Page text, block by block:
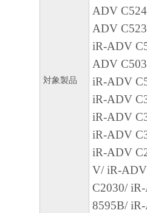
一切の責任を負
キヤノンのライ
関連会社、それ
の可能性について
(3) キヤノン、キ
社、キヤノンの
店のいずれも、
ェア」の使用に
に生じたいかな
のとします。
対象製品
ADV
ADV
iR-ADV
ADV
iR-ADV
iR-ADV
iR-ADV
iR-ADV
iR-ADV
V/ iR-
C2030/
8595B/